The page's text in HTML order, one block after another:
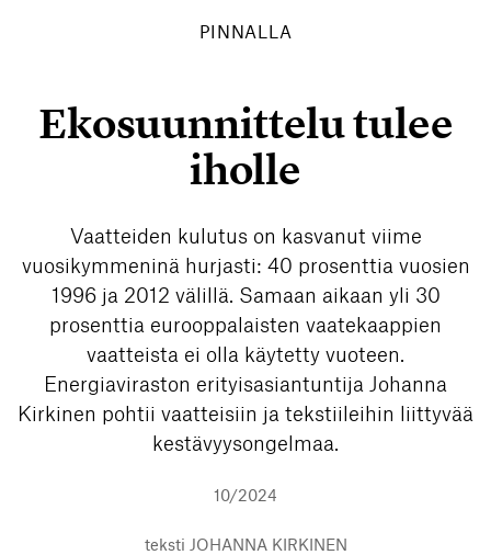
PINNALLA
Ekosuunnittelu tulee
iholle
Vaatteiden kulutus on kasvanut viime
vuosikymmeninä hurjasti: 40 prosenttia vuosien
1996 ja 2012 välillä. Samaan aikaan yli 30
prosenttia eurooppalaisten vaatekaappien
vaatteista ei olla käytetty vuoteen.
Energiaviraston erityisasiantuntija Johanna
Kirkinen pohtii vaatteisiin ja tekstiileihin liittyvää
kestävyysongelmaa.
10/2024
teksti JOHANNA KIRKINEN